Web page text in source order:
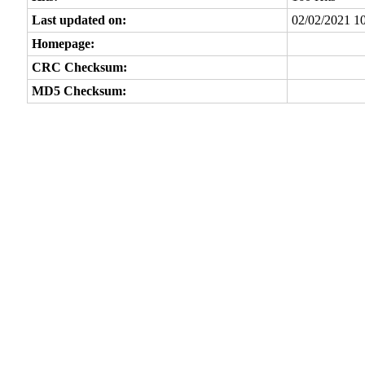
Last updated on:
02/02/2021
Homepage:
CRC Checksum:
MD5 Checksum: